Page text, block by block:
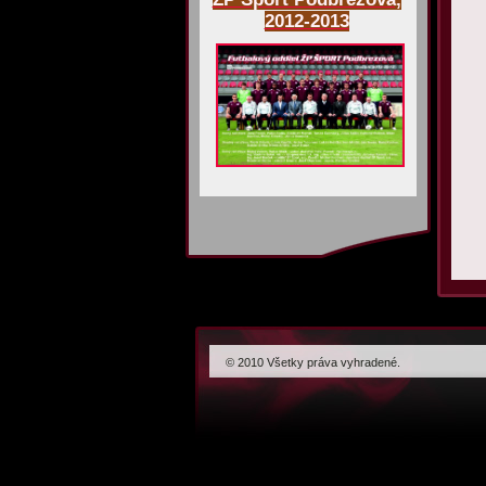
2012-2013
© 2010 Všetky práva vyhradené.